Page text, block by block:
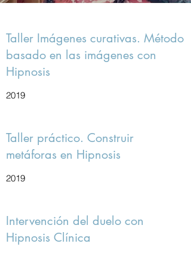
Taller Imágenes curativas. Método
basado en las imágenes con
Hipnosis
2019
Taller práctico. Construir
metáforas en Hipnosis
2019
Intervención del duelo con
Hipnosis Clínica